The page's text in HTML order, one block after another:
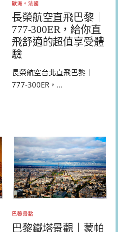
歐洲。法國
長榮航空直飛巴黎｜
777-300ER，給你直
飛舒適的超值享受體
驗
長榮航空台北直飛巴黎｜
777-300ER，...
巴黎景點
巴黎鐵塔景觀｜蒙帕